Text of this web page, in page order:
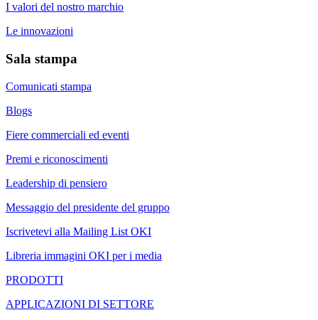
I valori del nostro marchio
Le innovazioni
Sala stampa
Comunicati stampa
Blogs
Fiere commerciali ed eventi
Premi e riconoscimenti
Leadership di pensiero
Messaggio del presidente del gruppo
Iscrivetevi alla Mailing List OKI
Libreria immagini OKI per i media
PRODOTTI
APPLICAZIONI DI SETTORE